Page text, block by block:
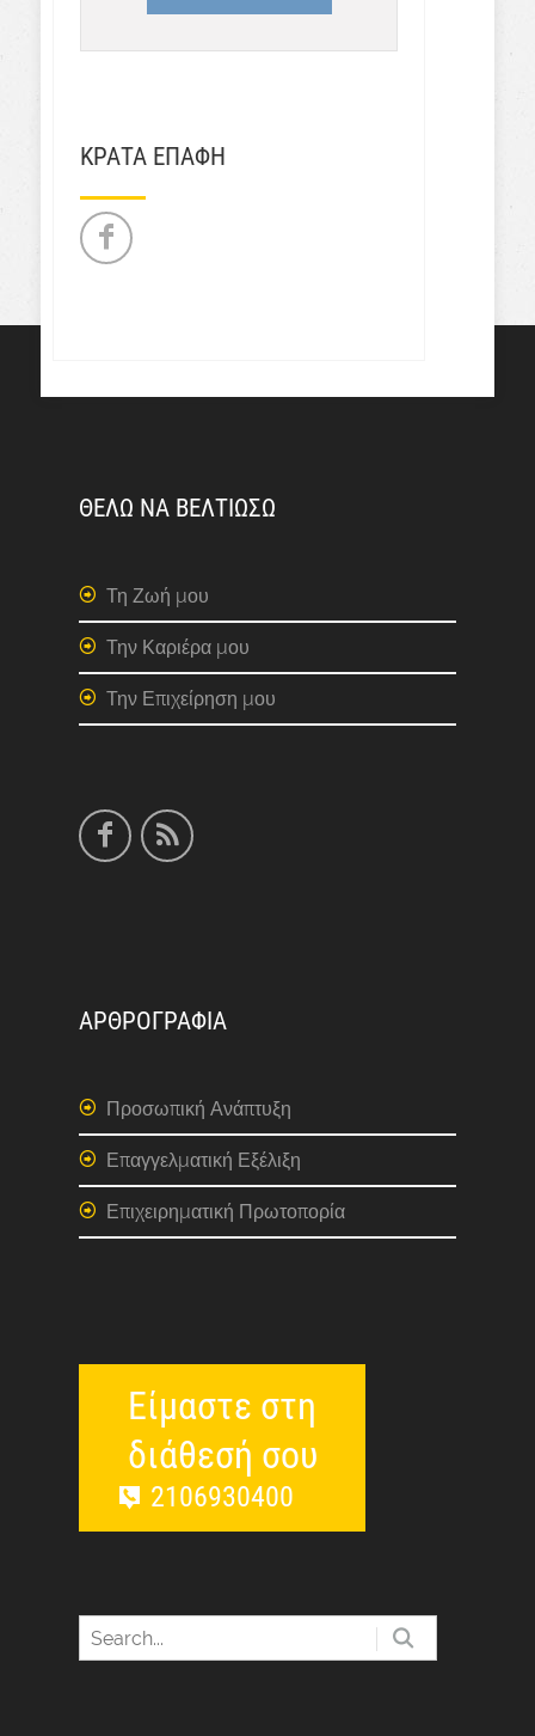
ΚΡΑΤΑ ΕΠΑΦΗ
ΘΕΛΩ ΝΑ ΒΕΛΤΙΩΣΩ
Τη Ζωή μου
Την Καριέρα μου
Την Επιχείρηση μου
ΑΡΘΡΟΓΡΑΦΙΑ
Προσωπική Ανάπτυξη
Επαγγελματική Εξέλιξη
Επιχειρηματική Πρωτοπορία
Είμαστε στη
διάθεσή σου
2106930400